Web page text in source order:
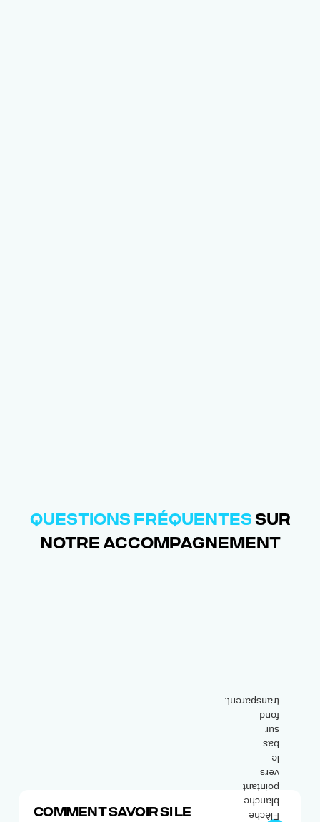
QUESTIONS FRÉQUENTES SUR
NOTRE ACCOMPAGNEMENT
COMMENT SAVOIR SI LE